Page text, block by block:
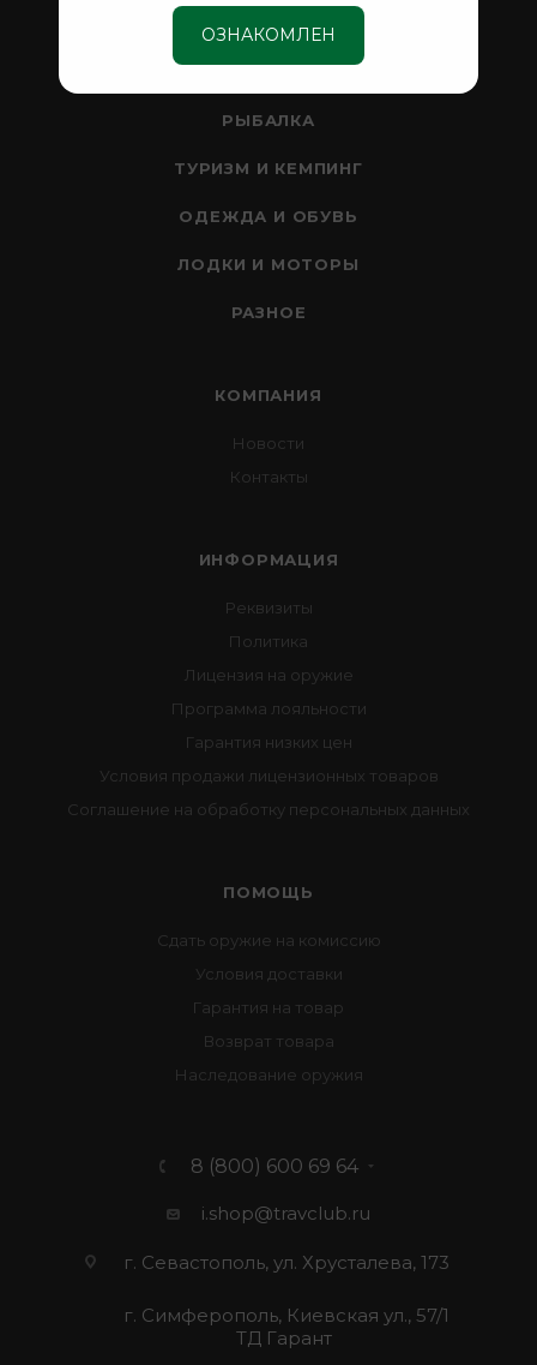
СЕЙФЫ
РЫБАЛКА
ТУРИЗМ И КЕМПИНГ
ОДЕЖДА И ОБУВЬ
ЛОДКИ И МОТОРЫ
РАЗНОЕ
КОМПАНИЯ
Новости
Контакты
ИНФОРМАЦИЯ
Реквизиты
Политика
Лицензия на оружие
Программа лояльности
Гарантия низких цен
Условия продажи лицензионных товаров
Соглашение на обработку персональных данных
ПОМОЩЬ
Сдать оружие на комиссию
Условия доставки
Гарантия на товар
Возврат товара
Наследование оружия
8 (800) 600 69 64
i.shop@travclub.ru
г. Севастополь, ул. Хрусталева, 173
г. Симферополь, Киевская ул., 57/1
ТД Гарант
ОЗНАКОМЛЕН